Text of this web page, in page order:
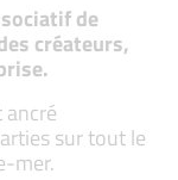
de
créateurs,
sur tout le
mer.